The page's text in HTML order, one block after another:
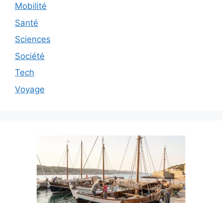
Mobilité
Santé
Sciences
Société
Tech
Voyage